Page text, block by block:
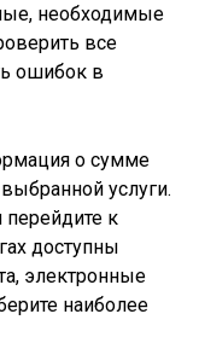
необходимые
все
ошибок в
о сумме
услуги.
к
доступны
электронные
наиболее